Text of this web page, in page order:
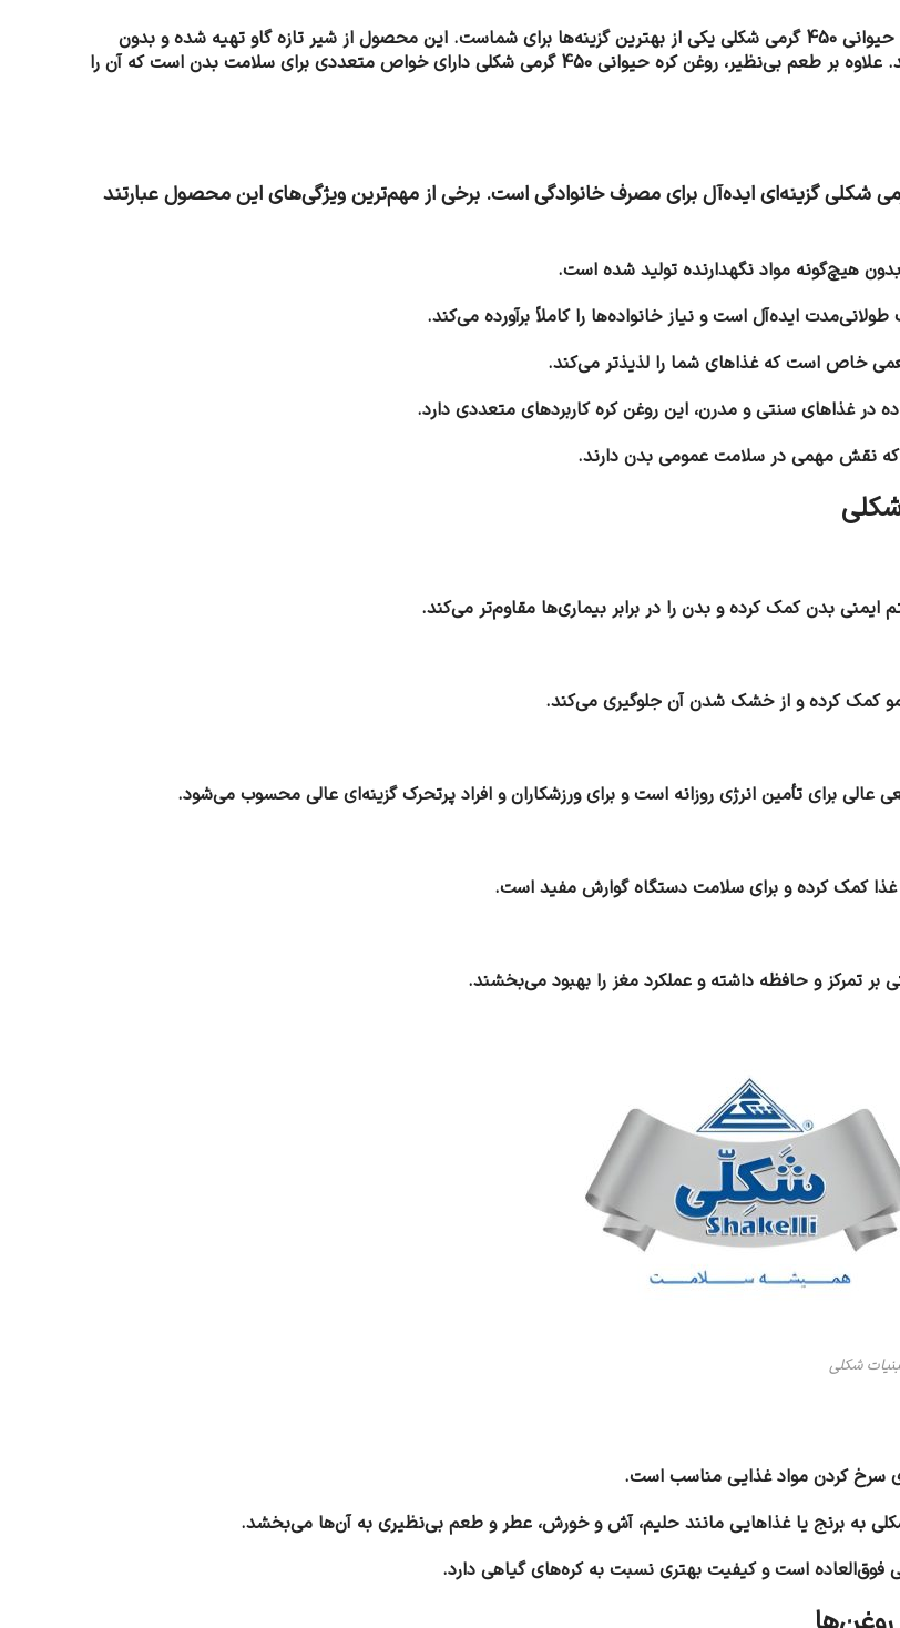
اگر به دنبال یک روغن کره خالص، طبیعی و باکیفیت هستید، روغن کره حیوانی 450 گرمی شکلی یکی از بهترین گزینه‌ها برای شماست. این محصول از شیر تازه گاو تهیه شده و بدون
هیچ‌گونه مواد افزودنی، عطر و طعمی اصیل را به غذاهای شما می‌بخشد. علاوه بر طعم بی‌نظیر، روغن کره حیوانی 450 گرمی شکلی دارای خواص متعددی برای سلامت بدن است که آن را
زیادی وجود دارد که نشان می‌دهد روغن کره حیوانی 450 گرمی شکلی گزینه‌ای ایده‌آل برای مصرف خانوادگی است. برخی از مهم‌ترین ویژگی‌های این محصول عبارتند
هیچ‌گونه مواد نگهدارنده تولید شده است.
در غذاهای سنتی و مدرن، این روغن کره کاربردهای متعددی دارد.
کمک کرده و برای سلامت دستگاه گوارش مفید است.
شکلی
سرخ کردن مواد غذایی مناسب است.
به برنج یا غذاهایی مانند حلیم، آش و خورش، عطر و طعم بی‌نظیری به آن‌ها می‌بخشد.
است و کیفیت بهتری نسبت به کره‌های گیاهی دارد.